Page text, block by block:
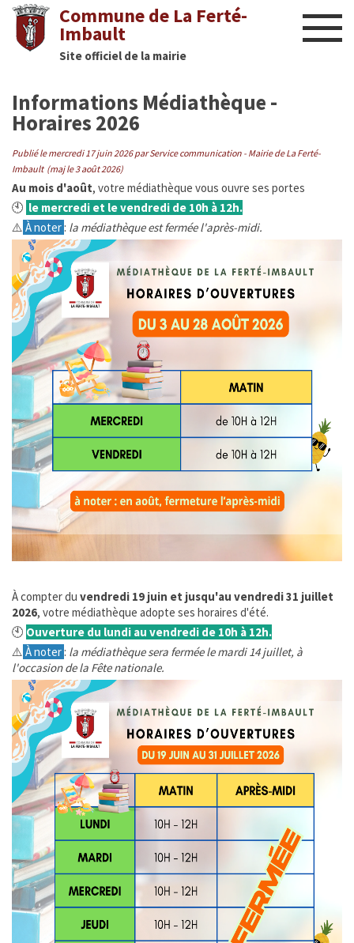
Commune de La Ferté-
Imbault
Site officiel de la mairie
Actualités
Nous contacter
Diaporama
Culture
Manifestations
Mairie
Infos utiles
Enfance Jeunesse et Famille
Vie associative
Tourisme et Culture
Ça s'est passé à la Ferté
URBANISME
ÉTAT CIVIL
SERVICE PUBLIC
SMICTOM
MÉTÉO France
CHASSE ET PÊCHE
LOGEMENT
COMMUNAUTÉ DE COMMUNES
JUMELAGE
Informations Médiathèque -
Horaires 2026
Publié le mercredi 17 juin 2026par Service communication - Mairie de La Ferté-
Imbault (maj le 3 août 2026)
Au mois d'août, votre médiathèque vous ouvre ses portes
🕙 le mercredi et le vendredi de 10h à 12h.
⚠️ À noter : la médiathèque est fermée l'après-midi.
À compter du vendredi 19 juin et jusqu'au vendredi 31 juillet
2026, votre médiathèque adopte ses horaires d'été.
🕙 Ouverture du lundi au vendredi de 10h à 12h.
⚠️ À noter : la médiathèque sera fermée le mardi 14 juillet, à
l'occasion de la Fête nationale.